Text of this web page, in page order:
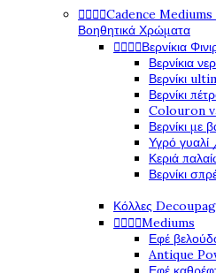
Cadence Mediums
Βοηθητικά Χρώματα
Βερνίκια
Βερνίκια
Βερνίκι
Βερνίκι
Colouron
Βερνίκι με
Υγρό
Κεριά
Βερνίκι
Κόλλες
Mediums
Εφέ
Antique